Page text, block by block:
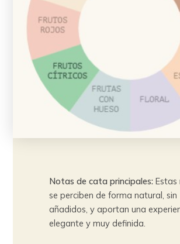
Notas de cata principales:Estas
se perciben de forma natural, sin
añadidos, y aportan una
elegante y muy definida.